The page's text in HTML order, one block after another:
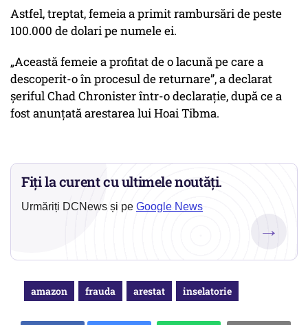
Astfel, treptat, femeia a primit rambursări de peste
100.000 de dolari pe numele ei.
„Această femeie a profitat de o lacună pe care a
descoperit-o în procesul de returnare”, a declarat
șeriful Chad Chronister într-o declarație, după ce a
fost anunțată arestarea lui Hoai Tibma.
Fiți la curent cu ultimele noutăți.
Urmăriți DCNews și pe Google News
→
amazon frauda arestat inselatorie